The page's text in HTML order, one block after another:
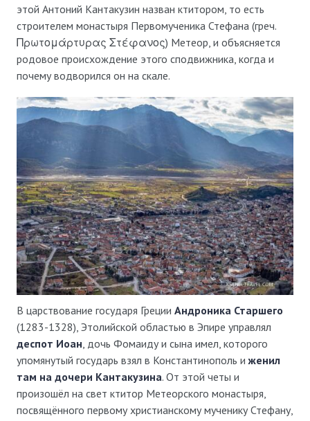
этой Антоний Кантакузин назван ктитором, то есть
строителем монастыря Первомученика Стефана (греч.
Πρωτομάρτυρας Στέφανος) Метеор, и объясняется
родовое происхождение этого сподвижника, когда и
почему водворился он на скале.
В царствование государя Греции Андроника Старшего
(1283-1328), Этолийской областью в Эпире управлял
деспот Иоан , дочь Фомаиду и сына имел, которого
упомянутый государь взял в Константинополь иженил
там на дочери Кантакузина. От этой четы и
произошёл на свет ктитор Метеорского монастыря,
посвящённого первому христианскому мученику Стефану,